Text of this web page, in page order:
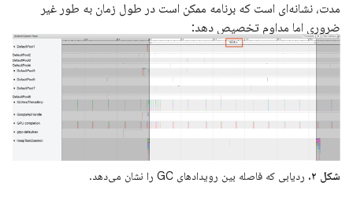
مدت، نشانه‌ای است که برنامه ممکن است در طول زمان به طور غیر
ضروری اما مداوم تخصیص دهد:
شکل ۲. ردیابی که فاصله بین رویدادهای GC را نشان می‌دهد.